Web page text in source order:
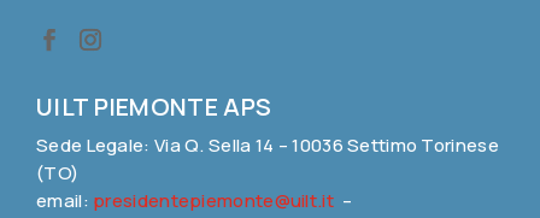
UILT PIEMONTE APS
Sede Legale: Via Q. Sella 14 – 10036 Settimo Torinese
(TO)
email: presidentepiemonte@uilt.it–